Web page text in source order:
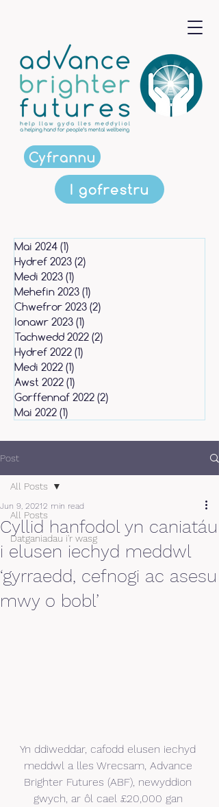
Cyfrannu
I gofrestru
Mai 2024 (1)
Hydref 2023 (2)
Medi 2023 (1)
Mehefin 2023 (1)
Chwefror 2023 (2)
Ionawr 2023 (1)
Tachwedd 2022 (2)
Hydref 2022 (1)
Medi 2022 (1)
Awst 2022 (1)
Gorffennaf 2022 (2)
Mai 2022 (1)
Post
All Posts
Datganiadau i'r wasg
All Posts
Cyllid hanfodol yn caniatáu
i elusen iechyd meddwl
‘gyrraedd, cefnogi ac asesu
mwy o bobl’
Jun 9, 20212 min read
Yn ddiweddar, cafodd elusen iechyd
meddwl a lles Wrecsam, Advance
Brighter Futures (ABF), newyddion
gwych, ar ôl cael £20,000 gan